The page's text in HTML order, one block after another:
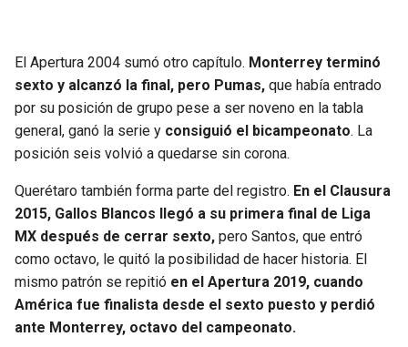
El Apertura 2004 sumó otro capítulo. Monterrey terminó
sexto y alcanzó la final, pero Pumas, que había entrado
por su posición de grupo pese a ser noveno en la tabla
general, ganó la serie y consiguió el bicampeonato. La
posición seis volvió a quedarse sin corona.
Querétaro también forma parte del registro. En el Clausura
2015, Gallos Blancos llegó a su primera final de Liga
MX después de cerrar sexto, pero Santos, que entró
como octavo, le quitó la posibilidad de hacer historia. El
mismo patrón se repitió en el Apertura 2019, cuando
América fue finalista desde el sexto puesto y perdió
ante Monterrey, octavo del campeonato.